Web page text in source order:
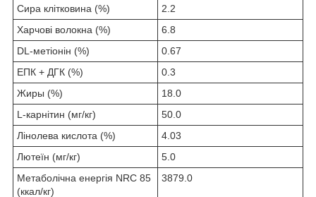
Сира клітковина (%)
2.2
Харчові волокна (%)
6.8
DL-метіонін (%)
0.67
ЕПК + ДГК (%)
0.3
Жиры (%)
18.0
L-карнітин (мг/кг)
50.0
Лінолева кислота (%)
4.03
Лютеїн (мг/кг)
5.0
Метаболічна енергія NRC 85
(ккал/кг)
3879.0